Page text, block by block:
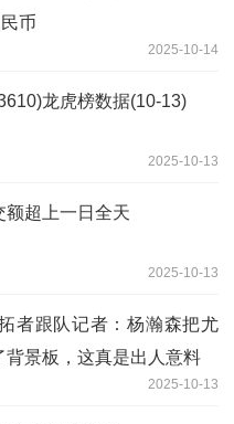
币
2025-10-14
龙虎榜数据(10-13)
2025-10-13
额超上一日全天
2025-10-13
者跟队记者：杨瀚森把尤
背景板，这真是出人意料
2025-10-13